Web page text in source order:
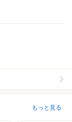
もっと見る